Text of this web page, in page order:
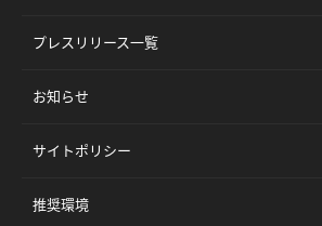
プレスリリース一覧
お知らせ
サイトポリシー
推奨環境